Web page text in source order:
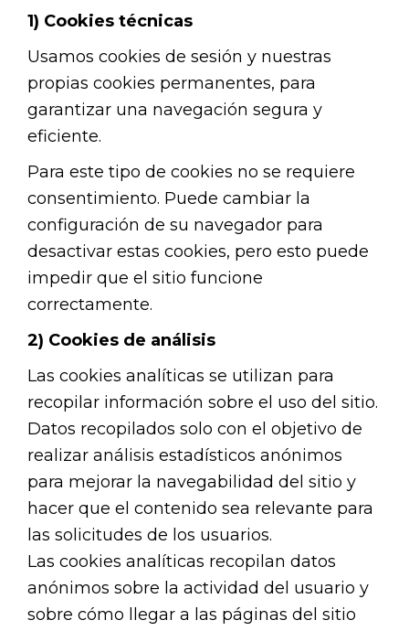
1) Cookies técnicas
Usamos cookies de sesión y nuestras
propias cookies permanentes, para
garantizar una navegación segura y
eficiente.
Para este tipo de cookies no se requiere
consentimiento. Puede cambiar la
configuración de su navegador para
desactivar estas cookies, pero esto puede
impedir que el sitio funcione
correctamente.
2) Cookies de análisis
Las cookies analíticas se utilizan para
recopilar información sobre el uso del sitio.
Datos recopilados solo con el objetivo de
realizar análisis estadísticos anónimos
para mejorar la navegabilidad del sitio y
hacer que el contenido sea relevante para
las solicitudes de los usuarios.
Las cookies analíticas recopilan datos
anónimos sobre la actividad del usuario y
sobre cómo llegar a las páginas del sitio